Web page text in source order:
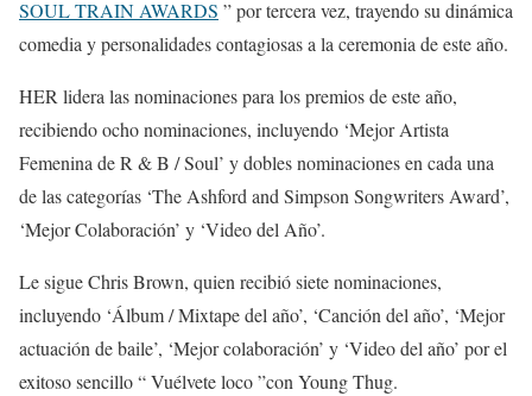
SOUL TRAIN AWARDS ” por tercera vez, trayendo su dinámica
comedia y personalidades contagiosas a la ceremonia de este año.
HER lidera las nominaciones para los premios de este año,
recibiendo ocho nominaciones, incluyendo ‘Mejor Artista
Femenina de R & B / Soul’ y dobles nominaciones en cada una
de las categorías ‘The Ashford and Simpson Songwriters Award’,
‘Mejor Colaboración’ y ‘Video del Año’.
Le sigue Chris Brown, quien recibió siete nominaciones,
incluyendo ‘Álbum / Mixtape del año’, ‘Canción del año’, ‘Mejor
actuación de baile’, ‘Mejor colaboración’ y ‘Video del año’ por el
exitoso sencillo “ Vuélvete loco ”con Young Thug.